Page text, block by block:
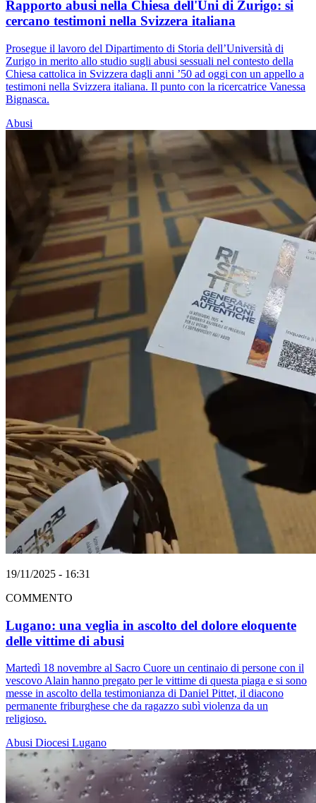
Rapporto abusi nella Chiesa dell'Uni di Zurigo: si
cercano testimoni nella Svizzera italiana
Prosegue il lavoro del Dipartimento di Storia dell’Università di
Zurigo in merito allo studio sugli abusi sessuali nel contesto della
Chiesa cattolica in Svizzera dagli anni ’50 ad oggi con un appello a
testimoni nella Svizzera italiana. Il punto con la ricercatrice Vanessa
Bignasca.
Abusi
19/11/2025 - 16:31
COMMENTO
Lugano: una veglia in ascolto del dolore eloquente
delle vittime di abusi
Martedì 18 novembre al Sacro Cuore un centinaio di persone con il
vescovo Alain hanno pregato per le vittime di questa piaga e si sono
messe in ascolto della testimonianza di Daniel Pittet, il diacono
permanente friburghese che da ragazzo subì violenza da un
religioso.
Abusi Diocesi Lugano